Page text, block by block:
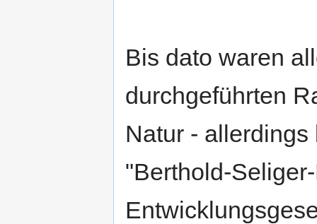
Bis dato waren
durchgeführten
Natur -
"Berthold-